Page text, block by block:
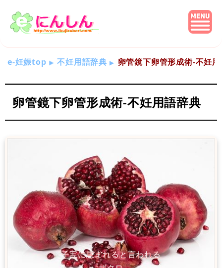
e-妊娠top 不妊用語辞典 卵管鏡下卵管形成術-不妊
卵管鏡下卵管形成術-不妊用語辞典